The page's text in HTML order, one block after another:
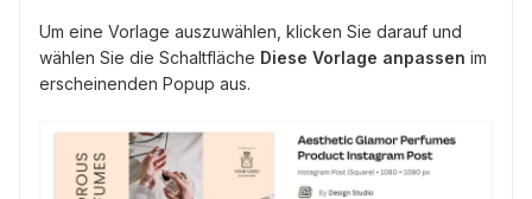
Um eine Vorlage auszuwählen, klicken Sie darauf und
wählen Sie die Schaltfläche Diese Vorlage anpassen im
erscheinenden Popup aus.